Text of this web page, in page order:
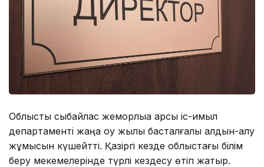
Облыстық сыбайлас жемқорлыққа қарсы іс-қимыл
департаменті жаңа оқу жылы басталғалы алдын-алу
жұмысын күшейтті. Қазіргі кезде облыстағы білім
беру мекемелерінде түрлі кездесу өтіп жатыр.